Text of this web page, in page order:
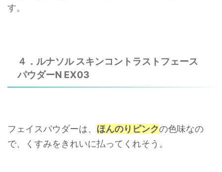
す。
４．ルナソル スキンコントラストフェース
パウダーN EX03
フェイスパウダーは、 ほんのりピンクの色味なの
で、くすみをきれいに払ってくれそう。